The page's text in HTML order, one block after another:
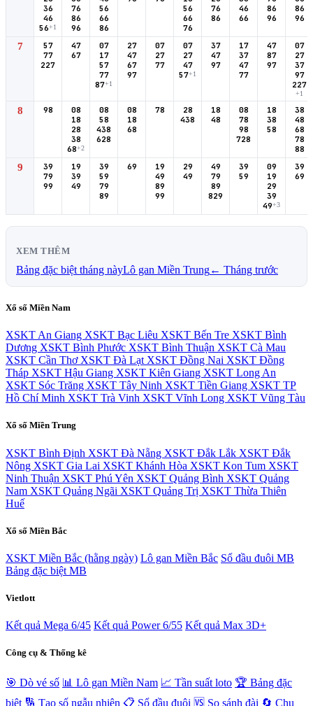
36
46
56+1
76
86
96
56
66
86
56
66
76
76
86
46
66
86
96
86
96
7
57
77
227
47
67
07
17
57
77
87+1
27
47
67
97
07
27
77
07
27
47
57+1
37
47
97
17
37
47
77
47
87
97
07
27
37
97
227
+1
8 98
08
18
28
38
68+2
08
58
438
628
08
18
68
78
28
438
18
48
08
78
98
728
18
38
58
38
48
68
78
88
9
39
79
99
19
39
49
39
59
79
89
69
19
49
89
99
29
49
49
79
89
829
39
59
09
19
29
39
49+3
39
69
XEM THÊM
Bảng đặc biệt tháng nàyLô gan Miền Trung← Tháng trước
Xổ số Miền Nam
XSKT An Giang XSKT Bạc Liêu XSKT Bến Tre XSKT Bình
Dương XSKT Bình Phước XSKT Bình Thuận XSKT Cà Mau
XSKT Cần Thơ XSKT Đà Lạt XSKT Đồng Nai XSKT Đồng
Tháp XSKT Hậu Giang XSKT Kiên Giang XSKT Long An
XSKT Sóc Trăng XSKT Tây Ninh XSKT Tiền Giang XSKT TP
Hồ Chí Minh XSKT Trà Vinh XSKT Vĩnh Long XSKT Vũng Tàu
Xổ số Miền Trung
XSKT Bình Định XSKT Đà Nẵng XSKT Đắk Lắk XSKT Đắk
Nông XSKT Gia Lai XSKT Khánh Hòa XSKT Kon Tum XSKT
Ninh Thuận XSKT Phú Yên XSKT Quảng Bình XSKT Quảng
Nam XSKT Quảng Ngãi XSKT Quảng Trị XSKT Thừa Thiên
Huế
Xổ số Miền Bắc
XSKT Miền Bắc (hằng ngày) Lô gan Miền Bắc Sổ đầu đuôi MB
Bảng đặc biệt MB
Vietlott
Kết quả Mega 6/45 Kết quả Power 6/55 Kết quả Max 3D+
Công cụ & Thống kê
🎯 Dò vé số 📊 Lô gan Miền Nam 📈 Tần suất loto 🏆 Bảng đặc
biệt 🔢 Tạo số ngẫu nhiên 📋 Sổ đầu đuôi 🆚 So sánh đài 🔄 Chu